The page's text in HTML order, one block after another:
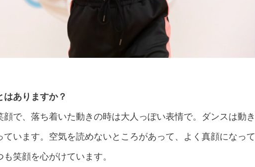
ありますか？
で、落ち着いた動きの時は大人っぽい表情で。ダンスは動き
います。空気を読めないところがあって、よく真顔になって
笑顔を心がけています。